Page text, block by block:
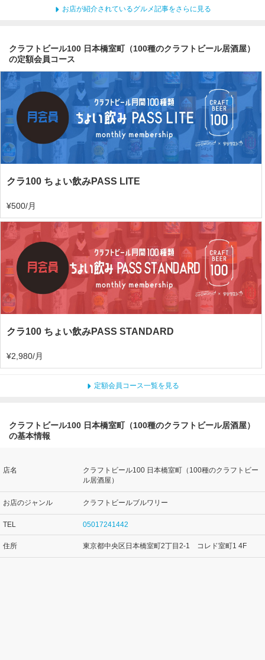
お店が紹介されているグルメ記事をさらに見る
クラフトビール100 日本橋室町（100種のクラフトビール居酒屋）
の定額会員コース
クラ100 ちょい飲みPASS LITE
¥500/月
クラ100 ちょい飲みPASS STANDARD
¥2,980/月
定額会員コース一覧を見る
クラフトビール100 日本橋室町（100種のクラフトビール居酒屋）
の基本情報
店名
クラフトビール100 日本橋室町（100種のクラフトビー
ル居酒屋）
お店のジャンル クラフトビールブルワリー
TEL 05017241442
住所 東京都中央区日本橋室町2丁目2-1 コレド室町1 4F